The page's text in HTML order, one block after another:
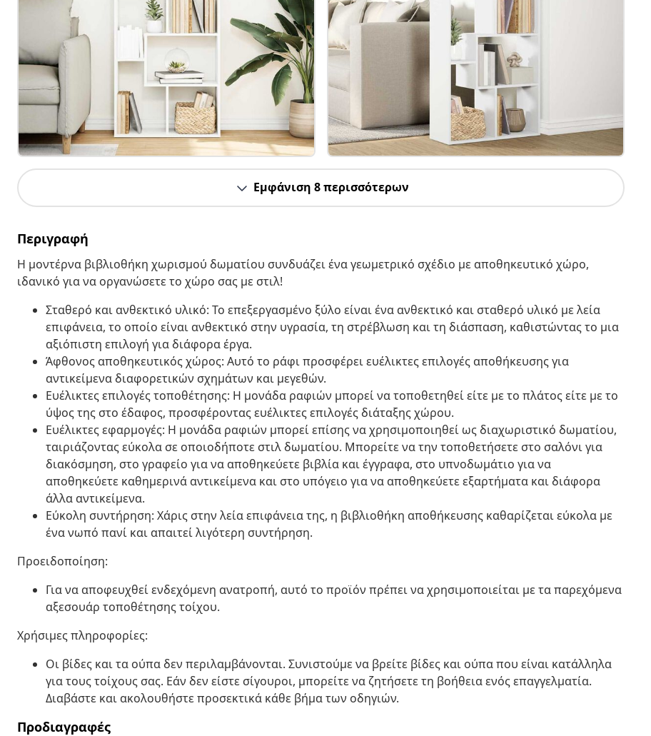
Εμφάνιση 8 περισσότερων
Περιγραφή
Η μοντέρνα βιβλιοθήκη χωρισμού δωματίου συνδυάζει ένα γεωμετρικό σχέδιο με αποθηκευτικό χώρο,
ιδανικό για να οργανώσετε το χώρο σας με στιλ!
Σταθερό και ανθεκτικό υλικό: Το επεξεργασμένο ξύλο είναι ένα ανθεκτικό και σταθερό υλικό με λεία
επιφάνεια, το οποίο είναι ανθεκτικό στην υγρασία, τη στρέβλωση και τη διάσπαση, καθιστώντας το μια
αξιόπιστη επιλογή για διάφορα έργα.
Άφθονος αποθηκευτικός χώρος: Αυτό το ράφι προσφέρει ευέλικτες επιλογές αποθήκευσης για
αντικείμενα διαφορετικών σχημάτων και μεγεθών.
Ευέλικτες επιλογές τοποθέτησης: Η μονάδα ραφιών μπορεί να τοποθετηθεί είτε με το πλάτος είτε με το
ύψος της στο έδαφος, προσφέροντας ευέλικτες επιλογές διάταξης χώρου.
Ευέλικτες εφαρμογές: Η μονάδα ραφιών μπορεί επίσης να χρησιμοποιηθεί ως διαχωριστικό δωματίου,
ταιριάζοντας εύκολα σε οποιοδήποτε στιλ δωματίου. Μπορείτε να την τοποθετήσετε στο σαλόνι για
διακόσμηση, στο γραφείο για να αποθηκεύετε βιβλία και έγγραφα, στο υπνοδωμάτιο για να
αποθηκεύετε καθημερινά αντικείμενα και στο υπόγειο για να αποθηκεύετε εξαρτήματα και διάφορα
άλλα αντικείμενα.
Εύκολη συντήρηση: Χάρις στην λεία επιφάνεια της, η βιβλιοθήκη αποθήκευσης καθαρίζεται εύκολα με
ένα νωπό πανί και απαιτεί λιγότερη συντήρηση.
Προειδοποίηση:
Για να αποφευχθεί ενδεχόμενη ανατροπή, αυτό το προϊόν πρέπει να χρησιμοποιείται με τα παρεχόμενα
αξεσουάρ τοποθέτησης τοίχου.
Χρήσιμες πληροφορίες:
Οι βίδες και τα ούπα δεν περιλαμβάνονται. Συνιστούμε να βρείτε βίδες και ούπα που είναι κατάλληλα
για τους τοίχους σας. Εάν δεν είστε σίγουροι, μπορείτε να ζητήσετε τη βοήθεια ενός επαγγελματία.
Διαβάστε και ακολουθήστε προσεκτικά κάθε βήμα των οδηγιών.
Προδιαγραφές